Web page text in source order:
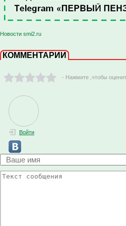
Новости smi2.ru
КОММЕНТАРИИ
- Нажмите ,чтобы
Войти